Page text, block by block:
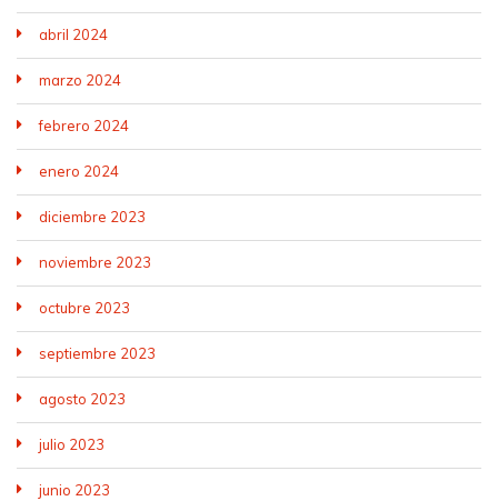
abril 2024
marzo 2024
febrero 2024
enero 2024
diciembre 2023
noviembre 2023
octubre 2023
septiembre 2023
agosto 2023
julio 2023
junio 2023